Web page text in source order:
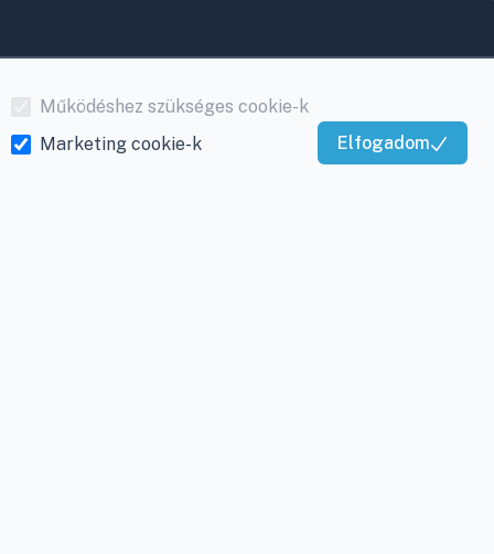
Működéshez szükséges cookie-k
Marketing cookie-k
Elfogadom